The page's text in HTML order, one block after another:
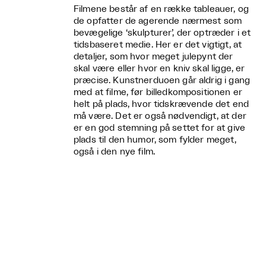
Filmene består af en række tableauer, og
de opfatter de agerende nærmest som
bevægelige ‘skulpturer’, der optræder i et
tidsbaseret medie. Her er det vigtigt, at
detaljer, som hvor meget julepynt der
skal være eller hvor en kniv skal ligge, er
præcise. Kunstnerduoen går aldrig i gang
med at filme, før billedkompositionen er
helt på plads, hvor tidskrævende det end
må være. Det er også nødvendigt, at der
er en god stemning på settet for at give
plads til den humor, som fylder meget,
også i den nye film.